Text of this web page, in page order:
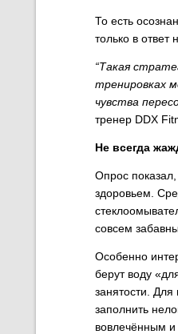
То есть
только в ответ
“Такая
тренировках
чувства
тренер DDX
Не всегда
Опрос
здоровьем.
совсем
Особенно
берут воду
занятости.
заполнить
вовлечённым и